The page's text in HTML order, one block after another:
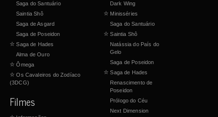
Saga do Santuário
Saintia Shô
Saga de Asgard
Saga de Poseidon
☆ Saga de Hades
Alma de Ouro
☆ Ômega
☆ Os Cavaleiros do Zodíaco
(3DCG)
Filmes
Dark Wing
☆ Minisséries
Saga do Santuário
☆ Saintia Shô
Natássia do País do
Gelo
Saga de Poseidon
☆ Saga de Hades
Renascimento de
Poseidon
Prólogo do Céu
Next Dimension